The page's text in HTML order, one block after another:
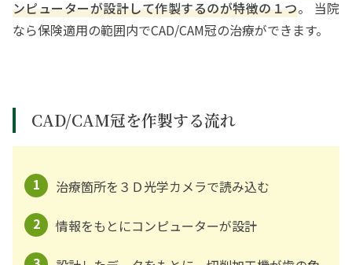
ンピューターが設計して作製するのが特徴の１つ。 当院
なら保険適用の範囲内でCAD/CAM冠の治療ができます。
CAD/CAM冠を作製する流れ
1
治療箇所を３Ｄ光学カメラで読み込む
2
情報をもとにコンピューターが設計